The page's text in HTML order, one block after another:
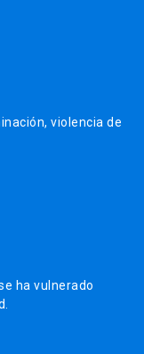
violencia de
ha vulnerado